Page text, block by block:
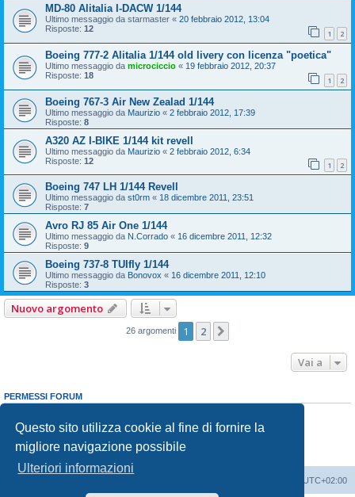
Questo sito utilizza cookie al fine di fornire la
migliore navigazione possibile
Ulteriori informazioni
MD-80 Alitalia I-DACW 1/144
Ultimo messaggio da starmaster « 20 febbraio 2012, 13:04
Risposte: 12 1 2
Boeing 777-2 Alitalia 1/144 old livery con licenza "poetica"
Ultimo messaggio da microciccio « 19 febbraio 2012, 20:37
Risposte: 18 1 2
Boeing 767-3 Air New Zealad 1/144
Ultimo messaggio da Maurizio « 2 febbraio 2012, 17:39
Risposte: 8
A320 AZ I-BIKE 1/144 kit revell
Ultimo messaggio da Maurizio « 2 febbraio 2012, 6:34
Risposte: 12 1 2
Boeing 747 LH 1/144 Revell
Ultimo messaggio da st0rm « 18 dicembre 2011, 23:51
Risposte: 7
Avro RJ 85 Air One 1/144
Ultimo messaggio da N.Corrado « 16 dicembre 2011, 12:32
Risposte: 9
Boeing 737-8 TUIfly 1/144
Ultimo messaggio da Bonovox « 16 dicembre 2011, 12:10
Risposte: 3
Nuovo argomento
26 argomenti 1 2
Vai a
PERMESSI FORUM
Non puoi
rispondere negli argomenti
Non puoimodificare i tuoi messaggi
Non puoicancellare i tuoi messaggi
Non puoi
inviare allegati
UTC+02:00